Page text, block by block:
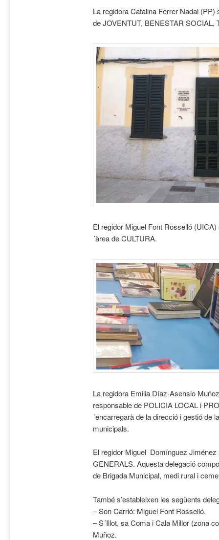
La regidora Catalina Ferrer Nadal
deJOVENTUT, BENESTAR SOCIAL,
El regidor Miguel Font Rosselló
´àrea de CULTURA.
La regidora Emilia Díaz-Asensio
responsable de POLICIA LOCAL i
´encarregarà de la direcció i gestió de
municipals.
El regidor Miguel Domínguez Jiménez
GENERALS. Aquesta delegació
de Brigada Municipal, medi rural i
També s’estableixen les següents
– Son Carrió: Miguel Font Rosselló.
– S´Illot, sa Coma i Cala Millor (zona
Muñoz.